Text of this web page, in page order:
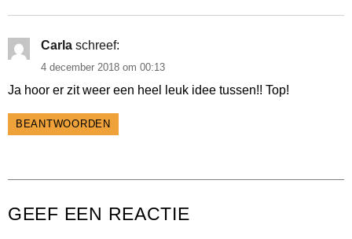
Carla schreef:
4 december 2018 om 00:13
Ja hoor er zit weer een heel leuk idee tussen!! Top!
BEANTWOORDEN
GEEF EEN REACTIE